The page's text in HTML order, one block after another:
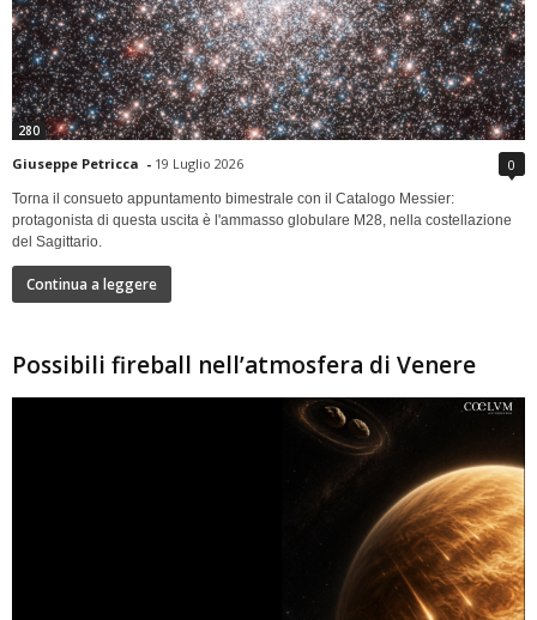
280
Giuseppe Petricca - 19 Luglio 2026 0
Torna il consueto appuntamento bimestrale con il Catalogo Messier:
protagonista di questa uscita è l'ammasso globulare M28, nella costellazione
del Sagittario.
Continua a leggere
Possibili fireball nell’atmosfera di Venere